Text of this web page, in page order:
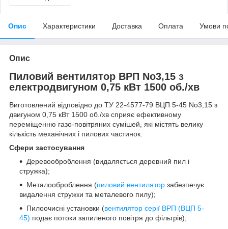
Опис Характеристики Доставка Оплата Умови
Опис
Пиловий вентилятор ВРП No3,15 з
електродвигуном 0,75 кВт 1500 об./хв
Виготовлений відповідно до ТУ 22-4577-79 ВЦП 5-45 No3,15 з
двигуном 0,75 кВт 1500 об./хв сприяє ефективному
переміщенню газо-повітряних сумішей, які містять велику
кількість механічних і пилових частинок.
Сфери застосування
Деревооброблення (видаляється деревний пил і
стружка);
Металооброблення (пиловий вентилятор забезпечує
видалення стружки та металевого пилу);
Пилоочисні установки (вентилятор серії ВРП (ВЦП 5-
45) подає потоки запиленого повітря до фільтрів);